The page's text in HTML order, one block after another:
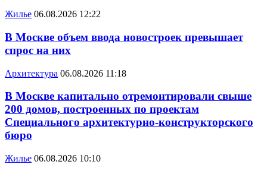
Жилье 06.08.2026 12:22
В Москве объем ввода новостроек превышает
спрос на них
Архитектура 06.08.2026 11:18
В Москве капитально отремонтировали свыше
200 домов, построенных по проектам
Специального архитектурно-конструкторского
бюро
Жилье 06.08.2026 10:10